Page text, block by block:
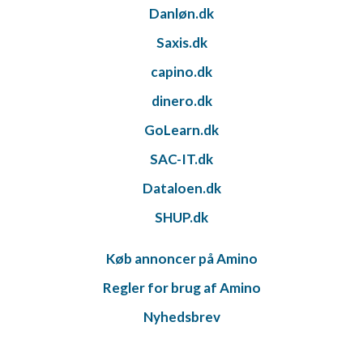
Danløn.dk
Saxis.dk
capino.dk
dinero.dk
GoLearn.dk
SAC-IT.dk
Dataloen.dk
SHUP.dk
Køb annoncer på Amino
Regler for brug af Amino
Nyhedsbrev